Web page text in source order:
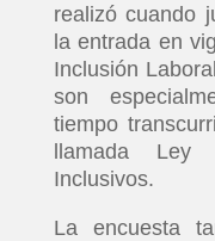
realizó cuando
la entrada en
Inclusión
son
tiempo
llamada Ley
Inclusivos.
La encuesta